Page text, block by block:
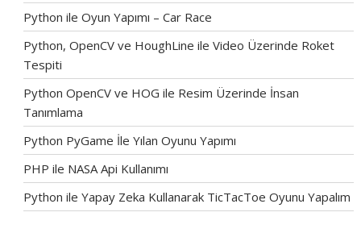
Python ile Oyun Yapımı – Car Race
Python, OpenCV ve HoughLine ile Video Üzerinde Roket
Tespiti
Python OpenCV ve HOG ile Resim Üzerinde İnsan
Tanımlama
Python PyGame İle Yılan Oyunu Yapımı
PHP ile NASA Api Kullanımı
Python ile Yapay Zeka Kullanarak TicTacToe Oyunu Yapalım